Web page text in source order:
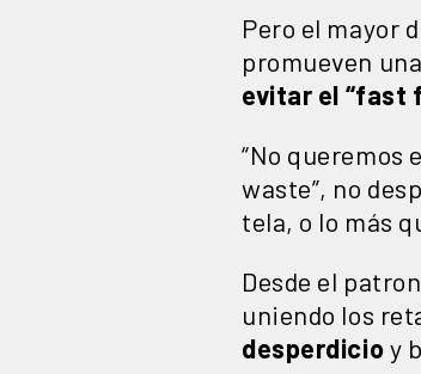
Pero el mayor
promueven
evitar el “fast
“No queremos
waste”, no
tela, o lo más
Desde el
uniendo los
desperdicio y